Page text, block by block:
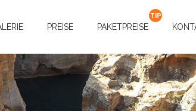
PREISE PAKETPREISE